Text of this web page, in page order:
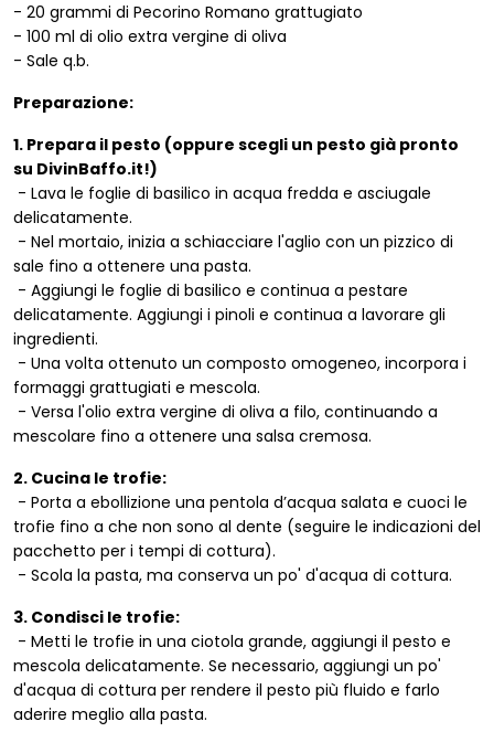
- 20 grammi di Pecorino Romano grattugiato
- 100 ml di olio extra vergine di oliva
- Sale q.b.
Preparazione:
1. Prepara il pesto (oppure scegli un pesto già pronto
su DivinBaffo.it!)
- Lava le foglie di basilico in acqua fredda e asciugale
delicatamente.
- Nel mortaio, inizia a schiacciare l'aglio con un pizzico di
sale fino a ottenere una pasta.
- Aggiungi le foglie di basilico e continua a pestare
delicatamente. Aggiungi i pinoli e continua a lavorare gli
ingredienti.
- Una volta ottenuto un composto omogeneo, incorpora i
formaggi grattugiati e mescola.
- Versa l'olio extra vergine di oliva a filo, continuando a
mescolare fino a ottenere una salsa cremosa.
2. Cucina le trofie:
- Porta a ebollizione una pentola d’acqua salata e cuoci le
trofie fino a che non sono al dente (seguire le indicazioni del
pacchetto per i tempi di cottura).
- Scola la pasta, ma conserva un po' d'acqua di cottura.
3. Condisci le trofie:
- Metti le trofie in una ciotola grande, aggiungi il pesto e
mescola delicatamente. Se necessario, aggiungi un po'
d'acqua di cottura per rendere il pesto più fluido e farlo
aderire meglio alla pasta.